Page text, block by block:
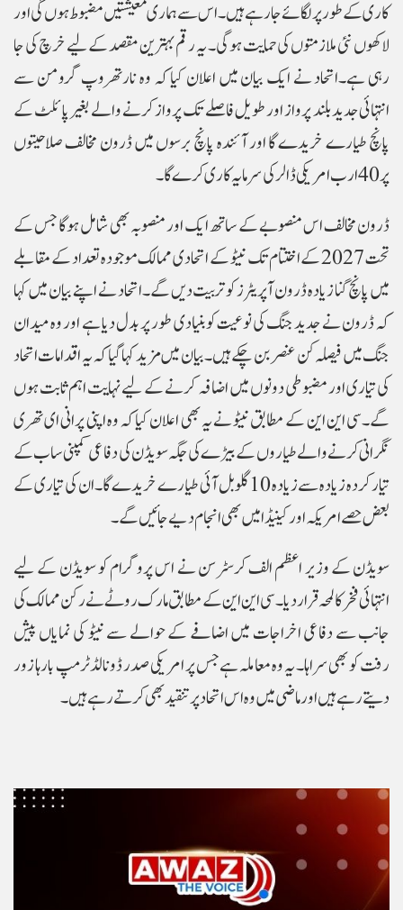
کاری کے طور پر لگائے جا رہے ہیں۔ اس سے ہماری معیشتیں مضبوط ہوں گی اور
لاکھوں نئی ملازمتوں کی حمایت ہوگی۔ یہ رقم بہترین مقصد کے لیے خرچ کی جا
رہی ہے۔اتحاد نے ایک بیان میں اعلان کیا کہ وہ نارتھروپ گرومن سے
انتہائی جدید بلند پرواز اور طویل فاصلے تک پرواز کرنے والے بغیر پائلٹ کے
پانچ طیارے خریدے گا اور آئندہ پانچ برسوں میں ڈرون مخالف صلاحیتوں
پر 40 ارب امریکی ڈالر کی سرمایہ کاری کرے گا۔
ڈرون مخالف اس منصوبے کے ساتھ ایک اور منصوبہ بھی شامل ہوگا جس کے
تحت 2027 کے اختتام تک نیٹو کے اتحادی ممالک موجودہ تعداد کے مقابلے
میں پانچ گنا زیادہ ڈرون آپریٹرز کو تربیت دیں گے۔اتحاد نے اپنے بیان میں کہا
کہ ڈرون نے جدید جنگ کی نوعیت کو بنیادی طور پر بدل دیا ہے اور وہ میدان
جنگ میں فیصلہ کن عنصر بن چکے ہیں۔بیان میں مزید کہا گیا کہ یہ اقدامات اتحاد
کی تیاری اور مضبوطی دونوں میں اضافہ کرنے کے لیے نہایت اہم ثابت ہوں
گے۔سی این این کے مطابق نیٹو نے یہ بھی اعلان کیا کہ وہ اپنی پرانی ای تھری
نگرانی کرنے والے طیاروں کے بیڑے کی جگہ سویڈن کی دفاعی کمپنی ساب کے
تیار کردہ زیادہ سے زیادہ 10 گلوبل آئی طیارے خریدے گا۔ ان کی تیاری کے
بعض حصے امریکہ اور کینیڈا میں بھی انجام دیے جائیں گے۔
سویڈن کے وزیر اعظم الف کرسٹرسن نے اس پروگرام کو سویڈن کے لیے
انتہائی فخر کا لمحہ قرار دیا۔سی این این کے مطابق مارک روٹے نے رکن ممالک کی
جانب سے دفاعی اخراجات میں اضافے کے حوالے سے نیٹو کی نمایاں پیش
رفت کو بھی سراہا۔ یہ وہ معاملہ ہے جس پر امریکی صدر ڈونالڈ ٹرمپ بارہا زور
دیتے رہے ہیں اور ماضی میں وہ اس اتحاد پر تنقید بھی کرتے رہے ہیں۔